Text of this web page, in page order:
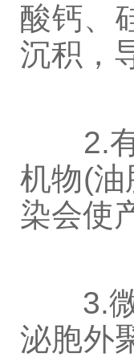
酸钙、
沉积，
2.有
机物(油
染会使
3.微
泌胞外